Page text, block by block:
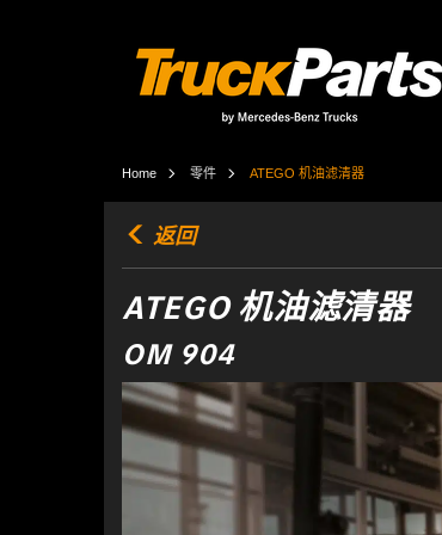
Home 零件 ATEGO 机油滤清器
返回
ATEGO 机油滤清器
OM 904